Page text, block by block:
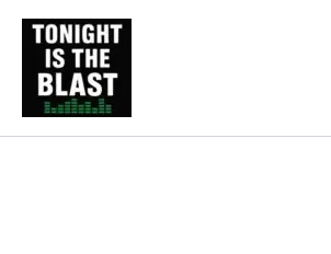
contenido